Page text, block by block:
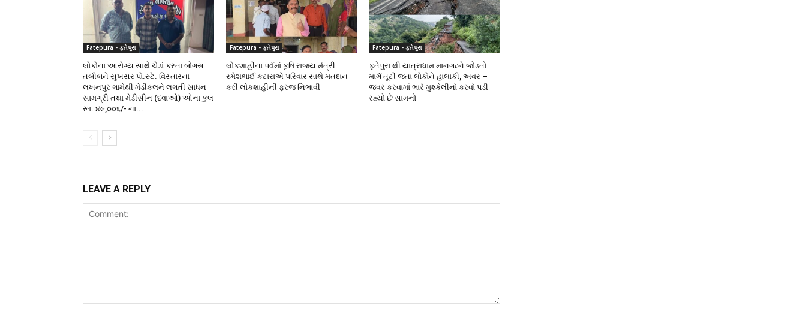
Fatepura - ફતેપુરા
લોકોના આરોગ્ય સાથે ચેડાં કરતા બોગસ
તબીબને સુખસર પો.સ્ટે. વિસ્તારના
લખનપુર ગામેથી મેડીકલને લગતી સાધન
સામગ્રી તથા મેડીસીન (દવાઓ) ઓના કુલ
રૂા. ૪૯,૦૦૬/- ના...
Fatepura - ફતેપુરા
લોકશાહીના પર્વમાં કૃષિ રાજ્ય મંત્રી
રમેશભાઈ કટારાએ પરિવાર સાથે મતદાન
કરી લોકશાહીની ફરજ નિભાવી
Fatepura - ફતેપુરા
ફતેપુરા થી યાત્રાધામ માનગઢને જોડતો
માર્ગ તૂટી જતા લોકોને હાલાકી, અવર –
જવર કરવામાં ભારે મુશ્કેલીનો કરવો પડી
રહ્યો છે સામનો
LEAVE A REPLY